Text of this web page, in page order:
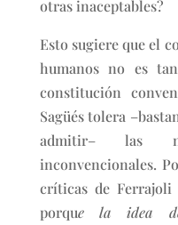
otras inaceptables?
Esto sugiere que el
humanos no es
constitución
Sagüés tolera
admitir– las
inconvencionales.
críticas de Ferrajoli
porque la idea de